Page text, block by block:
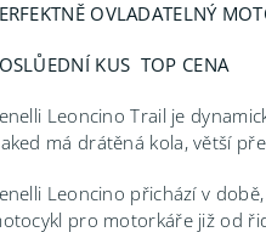
OVLADATELNÝ
KUS TOP CENA
Leoncino Trail je
má drátěná kola, větší
Leoncino přichází v
pro motorkáře již od